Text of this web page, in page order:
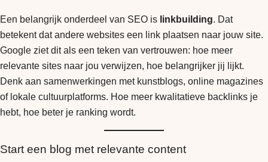
Een belangrijk onderdeel van SEO is linkbuilding. Dat
betekent dat andere websites een link plaatsen naar jouw site.
Google ziet dit als een teken van vertrouwen: hoe meer
relevante sites naar jou verwijzen, hoe belangrijker jij lijkt.
Denk aan samenwerkingen met kunstblogs, online magazines
of lokale cultuurplatforms. Hoe meer kwalitatieve backlinks je
hebt, hoe beter je ranking wordt.
Start een blog met relevante content